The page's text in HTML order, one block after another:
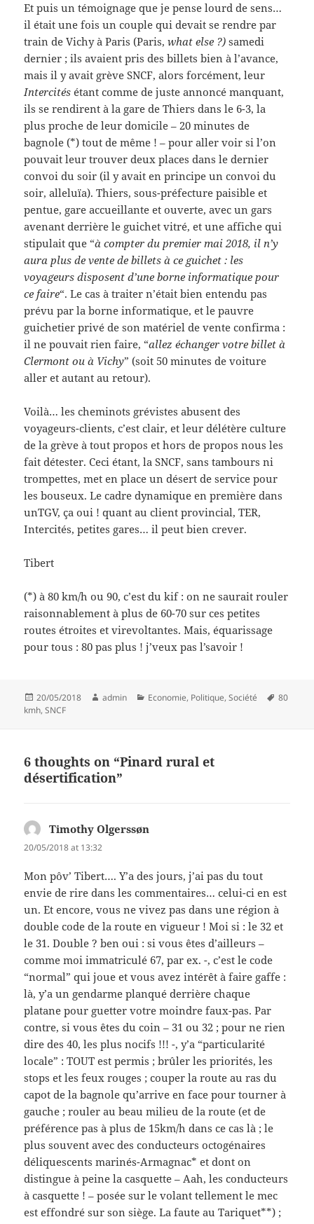
Et puis un témoignage que je pense lourd de sens…
il était une fois un couple qui devait se rendre par
train de Vichy à Paris (Paris,what else ?) samedi
dernier ; ils avaient pris des billets bien à l’avance,
mais il y avait grève SNCF, alors forcément, leur
Intercités étant comme de juste annoncé manquant,
ils se rendirent à la gare de Thiers dans le 6-3, la
plus proche de leur domicile – 20 minutes de
bagnole (*) tout de même ! – pour aller voir si l’on
pouvait leur trouver deux places dans le dernier
convoi du soir (il y avait en principe un convoi du
soir, alleluïa). Thiers, sous-préfecture paisible et
pentue, gare accueillante et ouverte, avec un gars
avenant derrière le guichet vitré, et une affiche qui
stipulait que “à compter du premier mai 2018, il n’y
aura plus de vente de billets à ce guichet : les
voyageurs disposent d’une borne informatique pour
ce faire“. Le cas à traiter n’était bien entendu pas
prévu par la borne informatique, et le pauvre
guichetier privé de son matériel de vente confirma :
il ne pouvait rien faire, “allez échanger votre billet à
Clermont ou à Vichy” (soit 50 minutes de voiture
aller et autant au retour).
Voilà… les cheminots grévistes abusent des
voyageurs-clients, c’est clair, et leur délétère culture
de la grève à tout propos et hors de propos nous les
fait détester. Ceci étant, la SNCF, sans tambours ni
trompettes, met en place un désert de service pour
les bouseux. Le cadre dynamique en première dans
unTGV, ça oui ! quant au client provincial, TER,
Intercités, petites gares… il peut bien crever.
Tibert
(*) à 80 km/h ou 90, c’est du kif : on ne saurait rouler
raisonnablement à plus de 60-70 sur ces petites
routes étroites et virevoltantes. Mais, équarissage
pour tous : 80 pas plus ! j’veux pas l’savoir !
Posted
on
20/05/2018 Author
admin Categories
Economie, Politique,Société Tags
80
kmh,SNCF
6 thoughts on “Pinard rural et
désertification”
Timothy Olgerssøn
20/05/2018 at 13:32
Mon pôv’ Tibert…. Y’a des jours, j’ai pas du tout
envie de rire dans les commentaires… celui-ci en est
un. Et encore, vous ne vivez pas dans une région à
double code de la route en vigueur ! Moi si : le 32 et
le 31. Double ? ben oui : si vous êtes d’ailleurs –
comme moi immatriculé 67, par ex. -, c’est le code
“normal” qui joue et vous avez intérêt à faire gaffe :
là, y’a un gendarme planqué derrière chaque
platane pour guetter votre moindre faux-pas. Par
contre, si vous êtes du coin – 31 ou 32 ; pour ne rien
dire des 40, les plus nocifs !!! -, y’a “particularité
locale” : TOUT est permis ; brûler les priorités, les
stops et les feux rouges ; couper la route au ras du
capot de la bagnole qu’arrive en face pour tourner à
gauche ; rouler au beau milieu de la route (et de
préférence pas à plus de 15km/h dans ce cas là ; le
plus souvent avec des conducteurs octogénaires
déliquescents marinés-Armagnac* et dont on
distingue à peine la casquette – Aah, les conducteurs
à casquette ! – posée sur le volant tellement le mec
est effondré sur son siège. La faute au Tariquet**) ;